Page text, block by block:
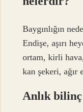
Baygınlığın
Endişe, aşırı
ortam, kirli
kan şekeri, ağır
Anlık